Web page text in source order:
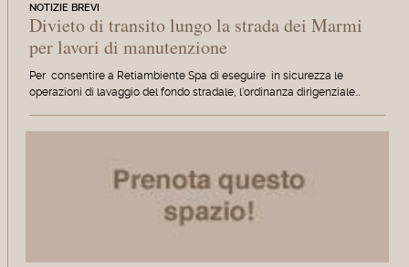
NOTIZIE BREVI
Divieto di transito lungo la strada dei Marmi
per lavori di manutenzione
Per consentire a Retiambiente Spa di eseguire in sicurezza le
operazioni di lavaggio del fondo stradale, l'ordinanza dirigenziale…